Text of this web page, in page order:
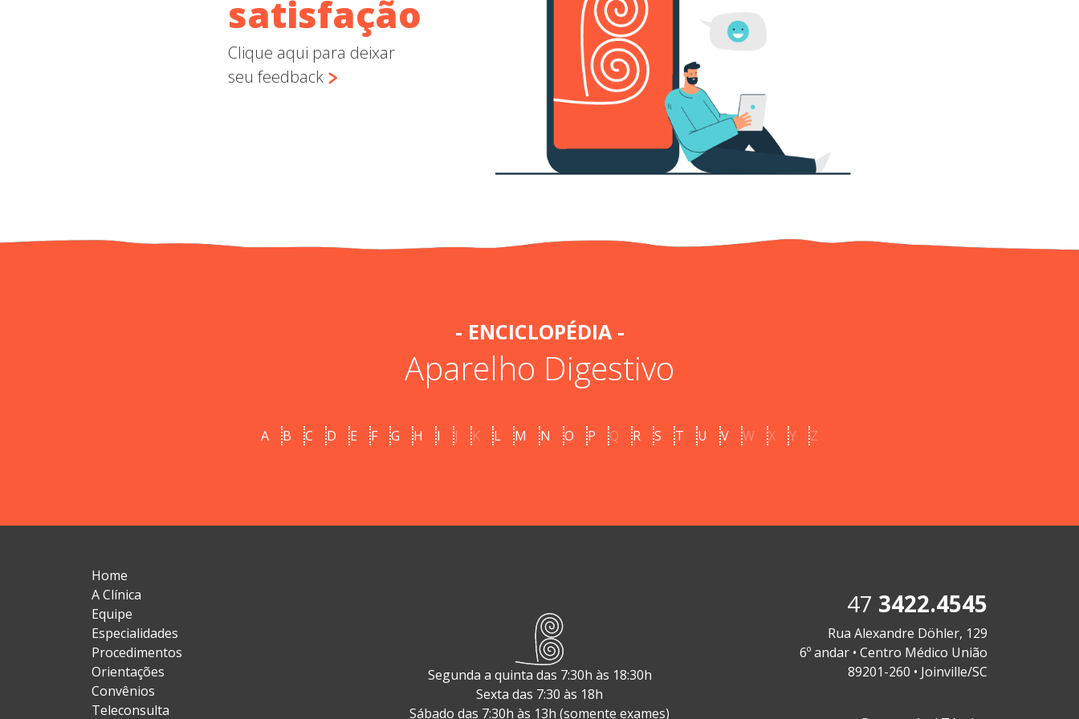
satisfação
Clique aqui para deixar
seu feedback
- ENCICLOPÉDIA -
Aparelho Digestivo
A B C D E F G H I J K L M N O P Q R S T U V W X Y Z
Home
A Clínica
Equipe
Especialidades
Procedimentos
Orientações
Convênios
Teleconsulta
Segunda a quinta das 7:30h às 18:30h
Sexta das 7:30 às 18h
Sábado das 7:30h às 13h (somente exames)
47 3422.4545
Rua Alexandre Döhler, 129
6º andar • Centro Médico União
89201-260 • Joinville/SC